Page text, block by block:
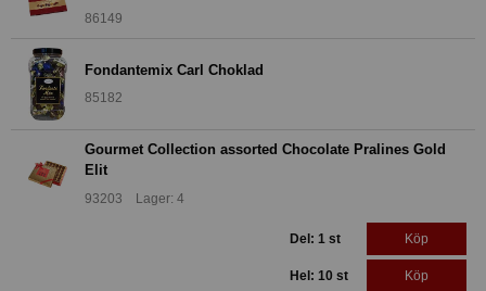
86149
Fondantemix Carl Choklad
85182
Gourmet Collection assorted Chocolate Pralines Gold
Elit
93203 Lager: 4
Del: 1 st Köp
Hel: 10 st Köp